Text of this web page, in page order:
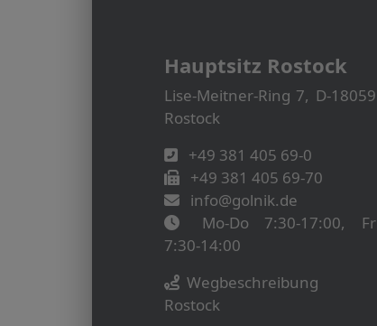
Hauptsitz Rostock
Lise-Meitner-Ring 7, D-18059
Rostock
+49 381 405 69-0
+49 381 405 69-70
info@golnik.de
Mo-Do 7:30-17:00, Fr
7:30-14:00
Wegbeschreibung
Rostock